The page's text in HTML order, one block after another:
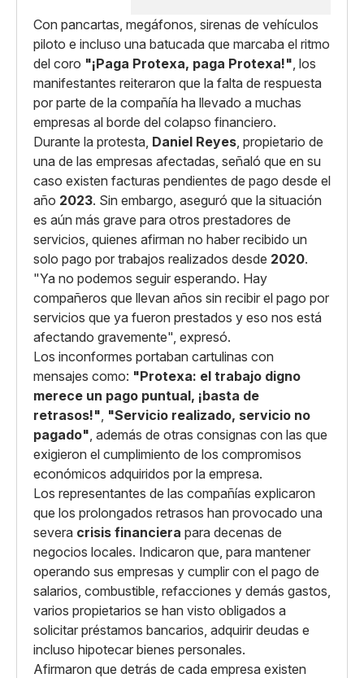
Con pancartas, megáfonos, sirenas de vehículos
piloto e incluso una batucada que marcaba el ritmo
del coro "¡Paga Protexa, paga Protexa!", los
manifestantes reiteraron que la falta de respuesta
por parte de la compañía ha llevado a muchas
empresas al borde del colapso financiero.
Durante la protesta, Daniel Reyes, propietario de
una de las empresas afectadas, señaló que en su
caso existen facturas pendientes de pago desde el
año 2023. Sin embargo, aseguró que la situación
es aún más grave para otros prestadores de
servicios, quienes afirman no haber recibido un
solo pago por trabajos realizados desde 2020.
"Ya no podemos seguir esperando. Hay
compañeros que llevan años sin recibir el pago por
servicios que ya fueron prestados y eso nos está
afectando gravemente", expresó.
Los inconformes portaban cartulinas con
mensajes como: "Protexa: el trabajo digno
merece un pago puntual, ¡basta de
retrasos!", "Servicio realizado, servicio no
pagado", además de otras consignas con las que
exigieron el cumplimiento de los compromisos
económicos adquiridos por la empresa.
Los representantes de las compañías explicaron
que los prolongados retrasos han provocado una
severa crisis financiera para decenas de
negocios locales. Indicaron que, para mantener
operando sus empresas y cumplir con el pago de
salarios, combustible, refacciones y demás gastos,
varios propietarios se han visto obligados a
solicitar préstamos bancarios, adquirir deudas e
incluso hipotecar bienes personales.
Afirmaron que detrás de cada empresa existen